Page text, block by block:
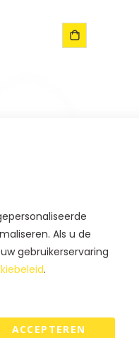
Als u de
gebruikerservaring
.
ACCEPTEREN